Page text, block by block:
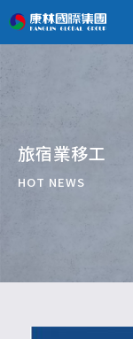
旅宿業移工
HOT NEWS